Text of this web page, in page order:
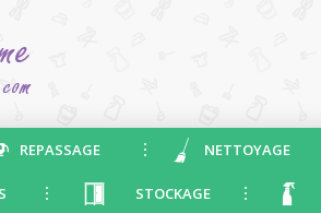
REPASSAGE NETTOYAGE
STOCKAGE